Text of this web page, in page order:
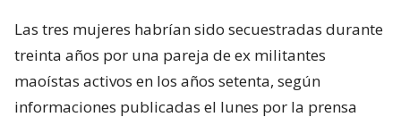
Las tres mujeres habrían sido secuestradas durante
treinta años por una pareja de ex militantes
maoístas activos en los años setenta, según
informaciones publicadas el lunes por la prensa